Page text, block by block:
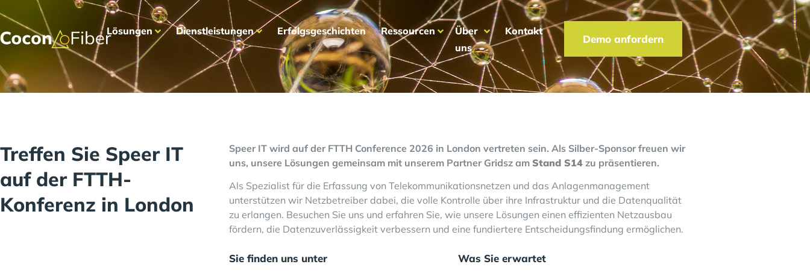
Lösungen Dienstleistungen Erfolgsgeschichten Ressourcen
Über
uns
Kontakt
Demo anfordern
Treffen Sie Speer IT
auf der FTTH-
Konferenz in London
Speer ITwird auf der FTTH Conference 2026 in London vertreten sein. Als Silber-Sponsor freuen wir
uns, unsere Lösungen gemeinsam mit unserem Partner Gridsz am Stand S14zu präsentieren.
Als Spezialist für die Erfassung von Telekommunikationsnetzen und das Anlagenmanagement
unterstützen wir Netzbetreiber dabei, die volle Kontrolle über ihre Infrastruktur und die Datenqualität
zu erlangen. Besuchen Sie uns und erfahren Sie, wie unsere Lösungen einen effizienten Netzausbau
fördern, die Datenzuverlässigkeit verbessern und eine fundiertere Entscheidungsfindung ermöglichen.
Sie finden uns unter Was Sie erwartet